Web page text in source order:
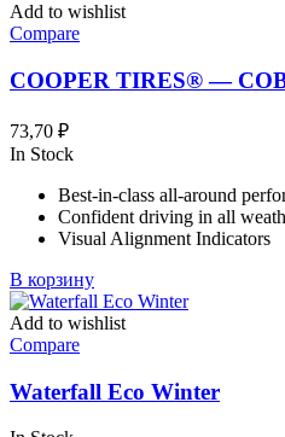
Add to wishlist
Compare
COOPER TIRES® —
73,70 ₽
In Stock
Best-in-class all-around
Confident driving in all
Visual Alignment Indicators
В корзину
Add to wishlist
Compare
Waterfall Eco Winter